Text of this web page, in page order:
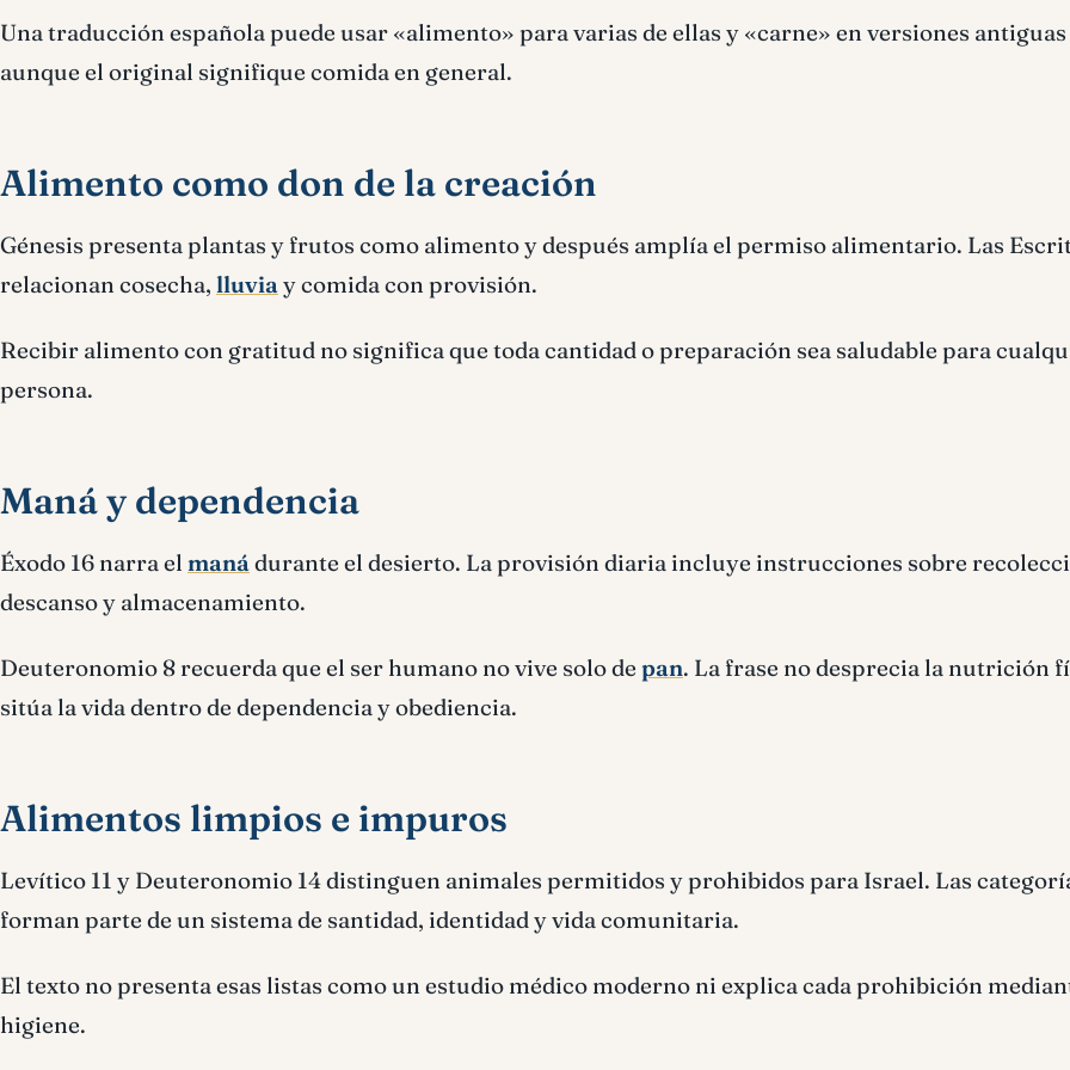
Una traducción española puede usar «alimento» para varias de ellas y «carne» en versiones antiguas
aunque el original signifique comida en general.
Alimento como don de la creación
Génesis presenta plantas y frutos como alimento y después amplía el permiso alimentario. Las
relacionan cosecha, lluviay comida con provisión.
Recibir alimento con gratitud no significa que toda cantidad o preparación sea saludable para
persona.
Maná y dependencia
Éxodo 16 narra el manádurante el desierto. La provisión diaria incluye instrucciones sobre
descanso y almacenamiento.
Deuteronomio 8 recuerda que el ser humano no vive solo de pan. La frase no desprecia la nutrición
sitúa la vida dentro de dependencia y obediencia.
Alimentos limpios e impuros
Levítico 11 y Deuteronomio 14 distinguen animales permitidos y prohibidos para Israel. Las
forman parte de un sistema de santidad, identidad y vida comunitaria.
El texto no presenta esas listas como un estudio médico moderno ni explica cada prohibición
higiene.